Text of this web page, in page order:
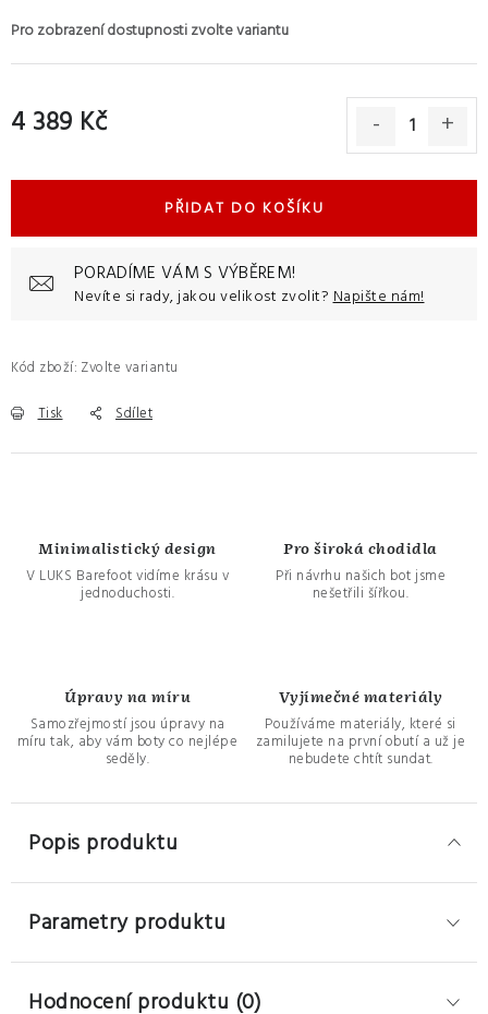
4 389 Kč
PŘIDAT DO KOŠÍKU
PORADÍME VÁM S VÝBĚREM!
Nevíte si rady, jakou velikost zvolit? Napište nám!
Kód zboží: Zvolte variantu
Tisk Sdílet
Minimalistický design
V LUKS Barefoot vidíme krásu v
jednoduchosti.
Pro široká chodidla
Při návrhu našich bot jsme
nešetřili šířkou.
Úpravy na míru
Samozřejmostí jsou úpravy na
míru tak, aby vám boty co nejlépe
seděly.
Vyjímečné materiály
Používáme materiály, které si
zamilujete na první obutí a už je
nebudete chtít sundat.
Popis produktu
Parametry produktu
Hodnocení produktu (0)